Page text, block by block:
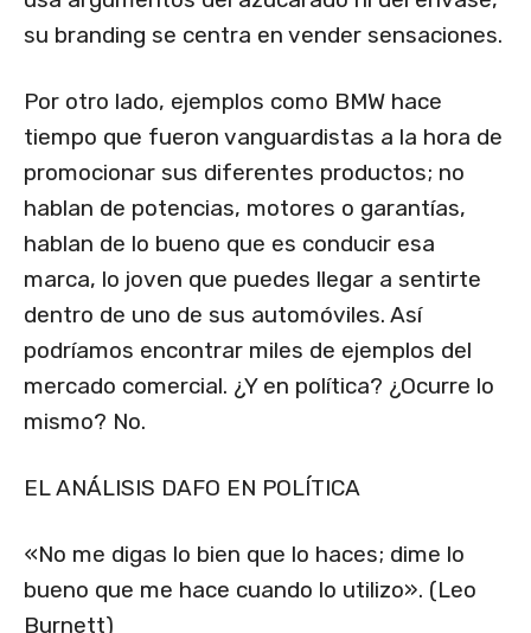
su branding se centra en vender sensaciones.
Por otro lado, ejemplos como BMW hace
tiempo que fueron vanguardistas a la hora de
promocionar sus diferentes productos; no
hablan de potencias, motores o garantías,
hablan de lo bueno que es conducir esa
marca, lo joven que puedes llegar a sentirte
dentro de uno de sus automóviles. Así
podríamos encontrar miles de ejemplos del
mercado comercial. ¿Y en política? ¿Ocurre lo
mismo? No.
EL ANÁLISIS DAFO EN POLÍTICA
«No me digas lo bien que lo haces; dime lo
bueno que me hace cuando lo utilizo». (Leo
Burnett)